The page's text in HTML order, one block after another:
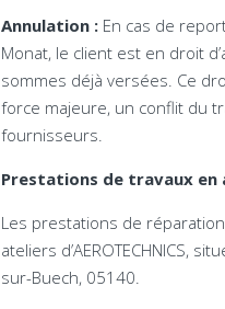
Annulation: En cas de
Monat, le client est en droit
sommes déjà versées. Ce
force majeure, un conflit du
fournisseurs.
Prestations de travaux en
Les prestations de réparation
ateliers d’AEROTECHNICS,
sur-Buech, 05140.